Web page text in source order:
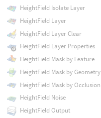
HeightField Isolate Layer
HeightField Layer
HeightField Layer Clear
HeightField Layer Properties
HeightField Mask by Feature
HeightField Mask by Geometry
HeightField Mask by Occlusion
HeightField Noise
HeightField Output